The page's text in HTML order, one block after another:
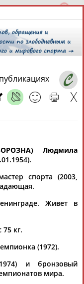
года, 01:59
поиск
Юлия
Ростом
АБАШИДЗЕ
Людмила
спорта (2003,
Живет в
75 кг.
(1972).
и бронзовый
мира.